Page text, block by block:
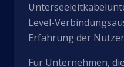
Level-
Erfahrung der
Für Unternehmen,